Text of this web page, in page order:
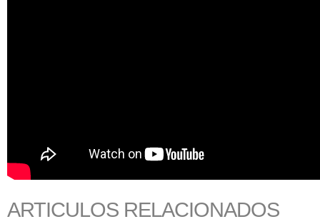
ARTICULOS RELACIONADOS